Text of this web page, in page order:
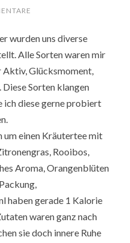
wurden uns diverse
Alle Sorten waren mir
Glücksmoment,
Sorten klangen
ich diese gerne probiert
um einen Kräutertee mit
Rooibos,
Aroma, Orangenblüten
haben gerade 1 Kalorie
waren ganz nach
sie doch innere Ruhe